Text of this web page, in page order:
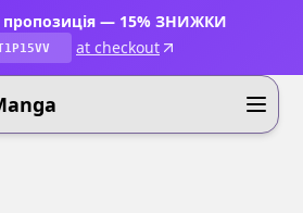
— 15% ЗНИЖКИ
at checkout